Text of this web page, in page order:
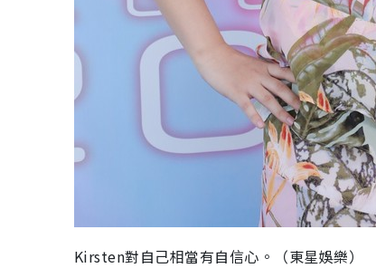
Kirsten對自己相當有自信心。（東星娛樂）